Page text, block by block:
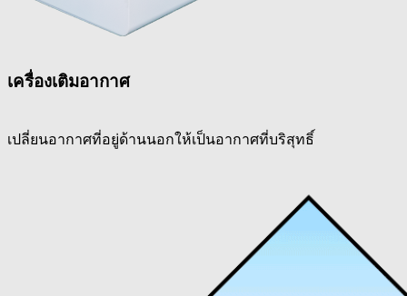
เครื่องเติมอากาศ
เปลี่ยนอากาศที่อยู่ด้านนอกให้เป็นอากาศที่บริสุทธิ์